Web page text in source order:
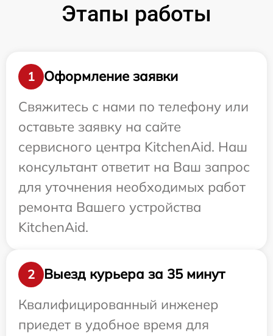
Этапы работы
1
Оформление заявки
Свяжитесь с нами по телефону или
оставьте заявку на сайте
сервисного центра KitchenAid. Наш
консультант ответит на Ваш запрос
для уточнения необходимых работ
ремонта Вашего устройства
KitchenAid.
2
Выезд курьера за 35 минут
Квалифицированный инженер
приедет в удобное время для